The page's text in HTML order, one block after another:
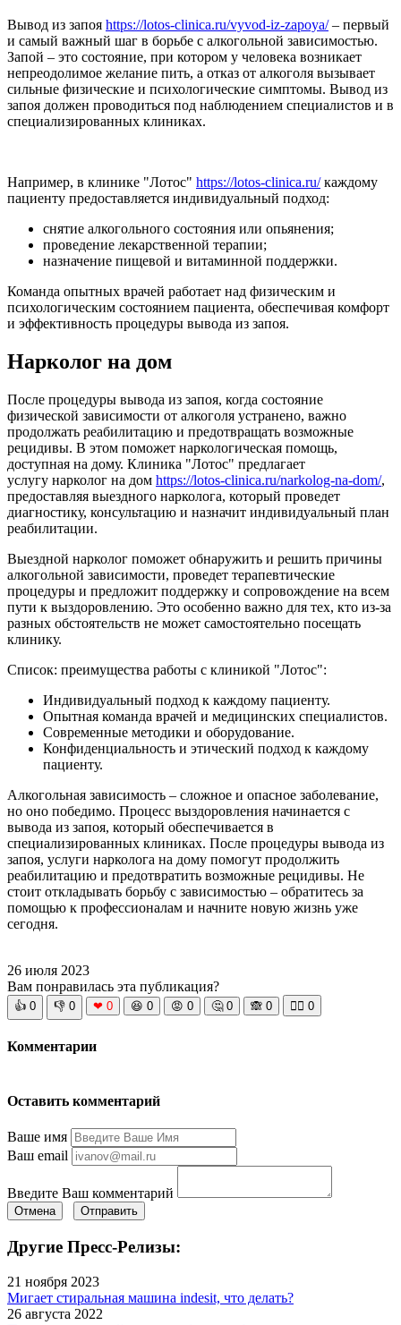
Вывод из запоя https://lotos-clinica.ru/vyvod-iz-zapoya/– первый
и самый важный шаг в борьбе с алкогольной зависимостью.
Запой – это состояние, при котором у человека возникает
непреодолимое желание пить, а отказ от алкоголя вызывает
сильные физические и психологические симптомы. Вывод из
запоя должен проводиться под наблюдением специалистов и в
специализированных клиниках.
Например, в клинике "Лотос" https://lotos-clinica.ru/каждому
пациенту предоставляется индивидуальный подход:
снятие алкогольного состояния или опьянения;
проведение лекарственной терапии;
назначение пищевой и витаминной поддержки.
Команда опытных врачей работает над физическим и
психологическим состоянием пациента, обеспечивая комфорт
и эффективность процедуры вывода из запоя.
Нарколог на дом
После процедуры вывода из запоя, когда состояние
физической зависимости от алкоголя устранено, важно
продолжать реабилитацию и предотвращать возможные
рецидивы. В этом поможет наркологическая помощь,
доступная на дому. Клиника "Лотос" предлагает
услугу нарколог на дом https://lotos-clinica.ru/narkolog-na-dom/,
предоставляя выездного нарколога, который проведет
диагностику, консультацию и назначит индивидуальный план
реабилитации.
Выездной нарколог поможет обнаружить и решить причины
алкогольной зависимости, проведет терапевтические
процедуры и предложит поддержку и сопровождение на всем
пути к выздоровлению. Это особенно важно для тех, кто из-за
разных обстоятельств не может самостоятельно посещать
клинику.
Список: преимущества работы с клиникой "Лотос":
Индивидуальный подход к каждому пациенту.
Опытная команда врачей и медицинских специалистов.
Современные методики и оборудование.
Конфиденциальность и этический подход к каждому
пациенту.
Алкогольная зависимость – сложное и опасное заболевание,
но оно победимо. Процесс выздоровления начинается с
вывода из запоя, который обеспечивается в
специализированных клиниках. После процедуры вывода из
запоя, услуги нарколога на дому помогут продолжить
реабилитацию и предотвратить возможные рецидивы. Не
стоит откладывать борьбу с зависимостью – обратитесь за
помощью к профессионалам и начните новую жизнь уже
сегодня.
26 июля 2023
Вам понравилась эта публикация?
👍 0 👎 0 ❤ 0 😆 0 😡 0 🤔 0 🙈 0 🧘‍♀️ 0
Комментарии
Оставить комментарий
Ваше имя
Ваш email
Введите Ваш комментарий
Отмена Отправить
Другие Пресс-Релизы:
21 ноября 2023
Мигает стиральная машина indesit, что делать?
26 августа 2022